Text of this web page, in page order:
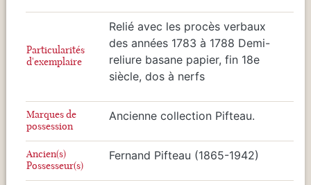
Particularités
d'exemplaire
Relié avec les procès verbaux
des années 1783 à 1788 Demi-
reliure basane papier, fin 18e
siècle, dos à nerfs
Marques de
possession
Ancienne collection Pifteau.
Ancien(s)
Possesseur(s)
Fernand Pifteau (1865-1942)